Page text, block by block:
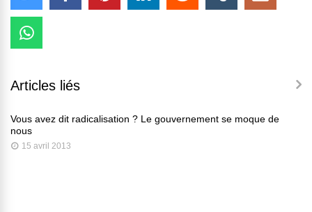
Articles liés
Vous avez dit radicalisation ? Le gouvernement se moque de
nous
15 avril 2013